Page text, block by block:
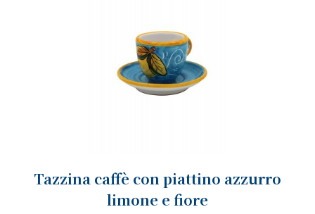
Tazzina caffè con piattino azzurro
limone e fiore